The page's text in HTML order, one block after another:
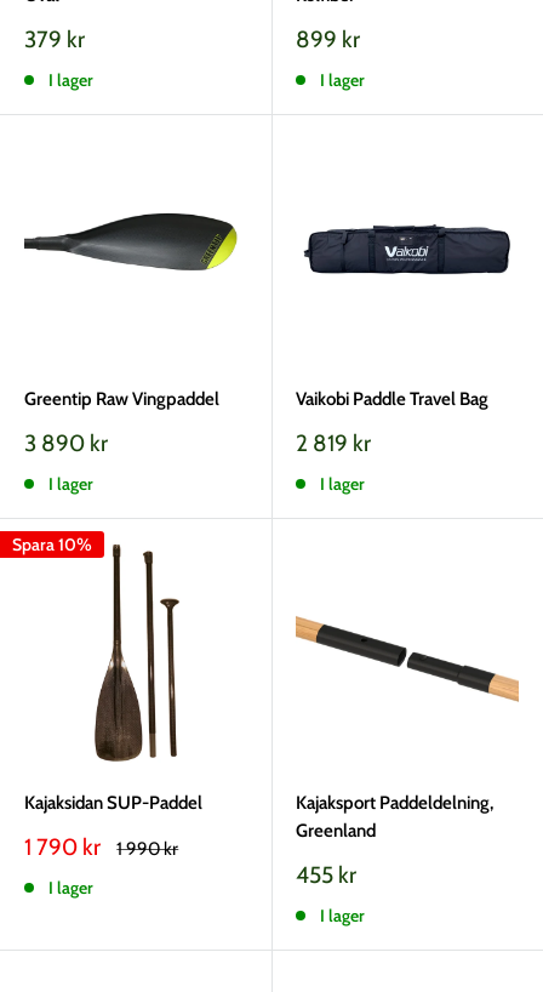
Vårt
379 kr
I lager
Vårt
899 kr
I lager
Greentip Raw Vingpaddel
Vårt
3 890 kr
I lager
Vaikobi Paddle Travel Bag
Vårt
2 819 kr
I lager
Spara 10%
Kajaksidan SUP-Paddel
Vårt
1 790 kr
Rekommenderat
1 990 kr
I lager
Kajaksport Paddeldelning,
Greenland
Vårt
455 kr
I lager